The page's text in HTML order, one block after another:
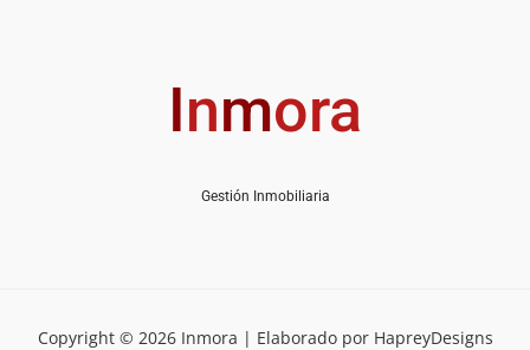
Inmora
Gestión Inmobiliaria
Copyright © 2026 Inmora | Elaborado por HapreyDesigns